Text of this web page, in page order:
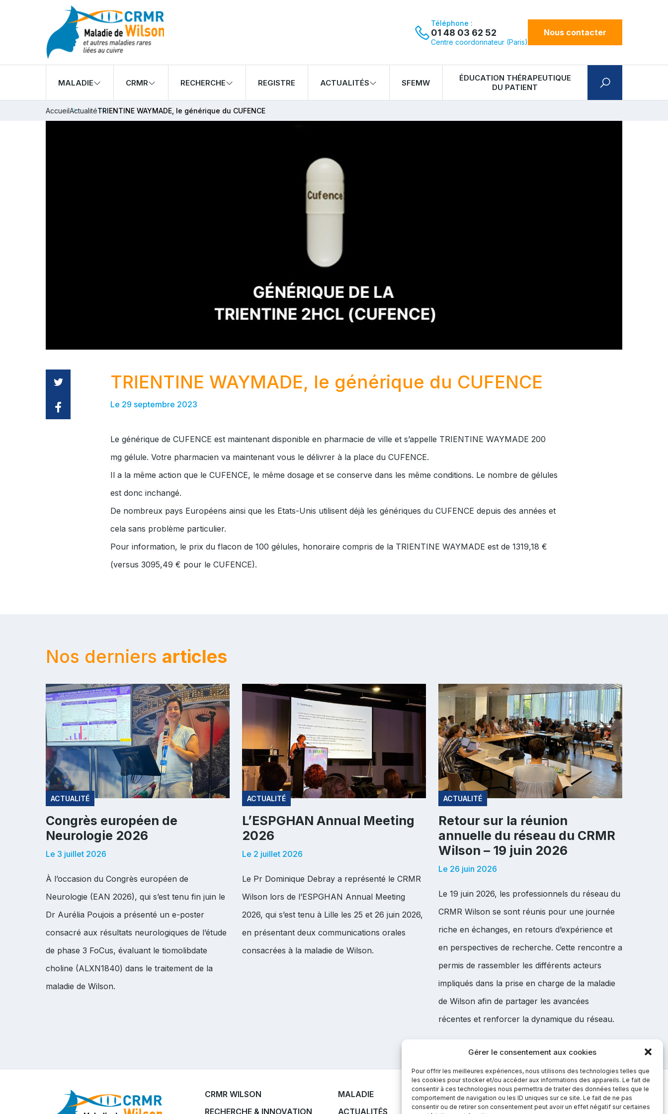
Gérer le consentement aux cookies
Pour offrir les meilleures expériences, nous utilisons des technologies telles que
les cookies pour stocker et/ou accéder aux informations des appareils. Le fait de
consentir à ces technologies nous permettra de traiter des données telles que le
comportement de navigation ou les ID uniques sur ce site. Le fait de ne pas
consentir ou de retirer son consentement peut avoir un effet négatif sur certaines
Téléphone :
01 48 03 62 52
Centre coordonnateur (Paris)
Nous contacter
MALADIE CRMR RECHERCHE REGISTRE ACTUALITÉS SFEMW
ÉDUCATION THÉRAPEUTIQUE
DU PATIENT
AccueilActualitéTRIENTINE WAYMADE, le générique du CUFENCE
TRIENTINE WAYMADE, le générique du CUFENCE
Le 29 septembre 2023
Le générique de CUFENCE est maintenant disponible en pharmacie de ville et s’appelle TRIENTINE WAYMADE 200
mg gélule. Votre pharmacien va maintenant vous le délivrer à la place du CUFENCE.
Il a la même action que le CUFENCE, le même dosage et se conserve dans les même conditions. Le nombre de gélules
est donc inchangé.
De nombreux pays Européens ainsi que les Etats-Unis utilisent déjà les génériques du CUFENCE depuis des années et
cela sans problème particulier.
Pour information, le prix du flacon de 100 gélules, honoraire compris de la TRIENTINE WAYMADE est de 1319,18 €
(versus 3095,49 € pour le CUFENCE).
Nos derniers articles
ACTUALITÉ
Congrès européen de
Neurologie 2026
Le 3 juillet 2026
À l’occasion du Congrès européen de
Neurologie (EAN 2026), qui s’est tenu fin juin le
Dr Aurélia Poujois a présenté un e-poster
consacré aux résultats neurologiques de l’étude
de phase 3 FoCus, évaluant le tiomolibdate
choline (ALXN1840) dans le traitement de la
maladie de Wilson.
ACTUALITÉ
L’ESPGHAN Annual Meeting
2026
Le 2 juillet 2026
Le Pr Dominique Debray a représenté le CRMR
Wilson lors de l’ESPGHAN Annual Meeting
2026, qui s’est tenu à Lille les 25 et 26 juin 2026,
en présentant deux communications orales
consacrées à la maladie de Wilson.
ACTUALITÉ
Retour sur la réunion
annuelle du réseau du CRMR
Wilson – 19 juin 2026
Le 26 juin 2026
Le 19 juin 2026, les professionnels du réseau du
CRMR Wilson se sont réunis pour une journée
riche en échanges, en retours d’expérience et
en perspectives de recherche. Cette rencontre a
permis de rassembler les différents acteurs
impliqués dans la prise en charge de la maladie
de Wilson afin de partager les avancées
récentes et renforcer la dynamique du réseau.
CRMR WILSON
MALADIE
RECHERCHE & INNOVATION
ACTUALITÉS
Plus d'infos ?